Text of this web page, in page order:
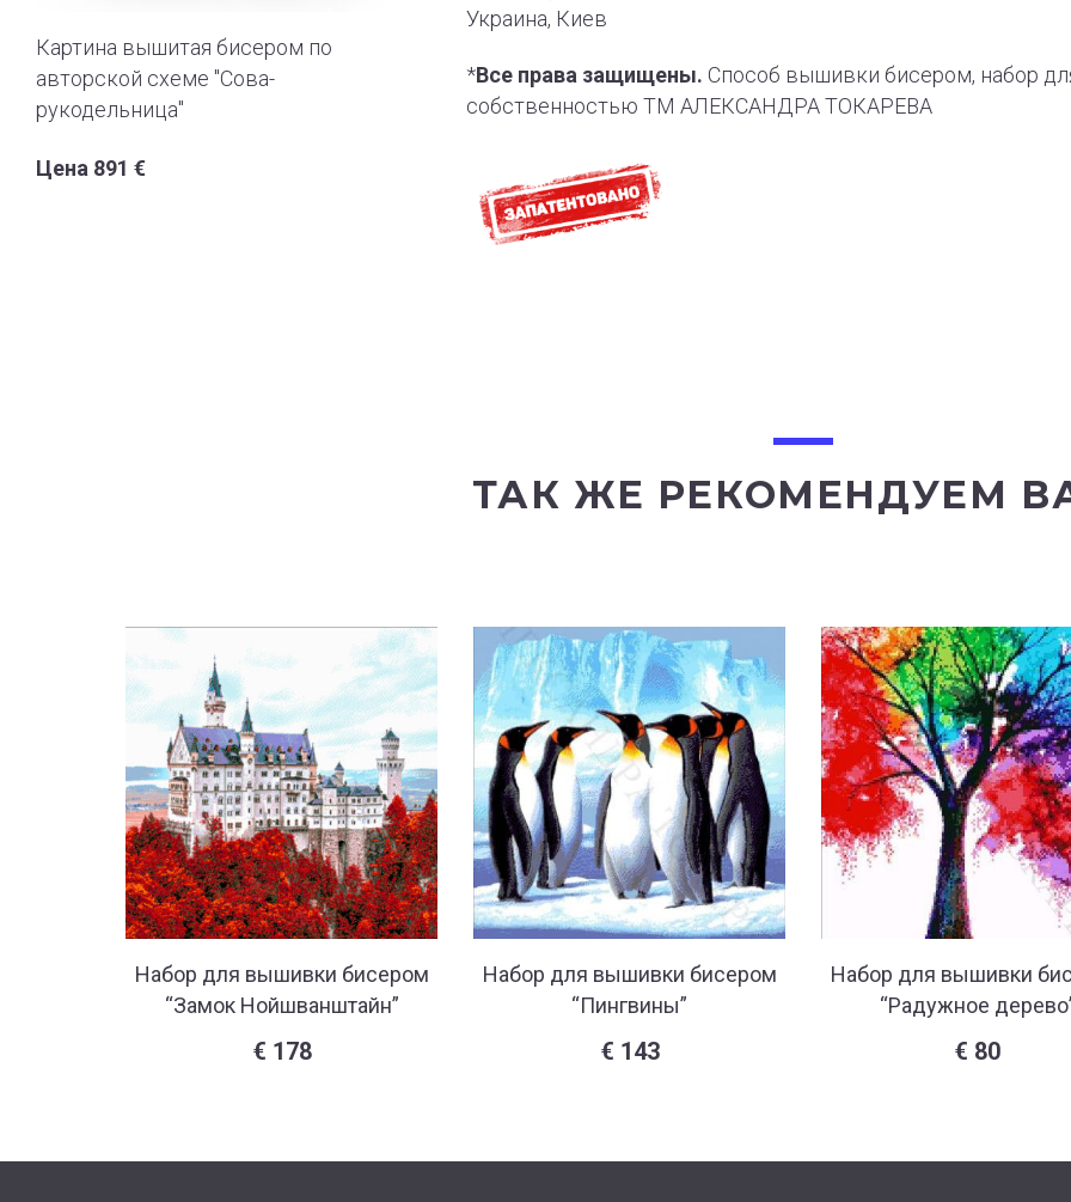
Украина, Киев
*Все права защищены. Способ вышивки бисером, набор
собственностью ТМ АЛЕКСАНДРА ТОКАРЕВА
Картина вышитая бисером по
авторской схеме "Сова-
рукодельница"
Цена 891 €
ТАК ЖЕ РЕКОМЕНДУЕМ
Набор для вышивки бисером
“Замок Нойшванштайн”
€ 178
Набор для вышивки бисером
“Пингвины”
€ 143
Набор для вышивки
“Радужное
€ 80